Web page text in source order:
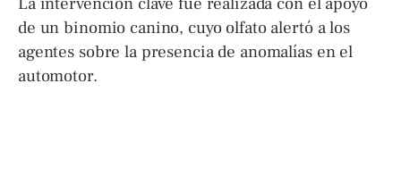
de un binomio canino, cuyo olfato alertó a los
agentes sobre la presencia de anomalías en el
automotor.